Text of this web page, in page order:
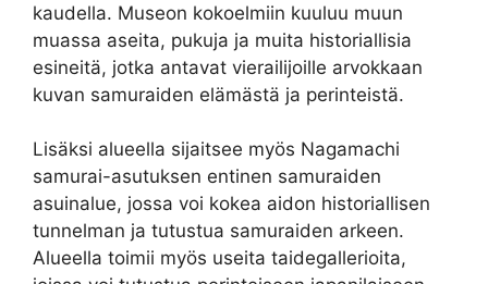
kaudella. Museon kokoelmiin kuuluu muun
muassa aseita, pukuja ja muita historiallisia
esineitä, jotka antavat vierailijoille arvokkaan
kuvan samuraiden elämästä ja perinteistä.
Lisäksi alueella sijaitsee myös Nagamachi
samurai-asutuksen entinen samuraiden
asuinalue, jossa voi kokea aidon historiallisen
tunnelman ja tutustua samuraiden arkeen.
Alueella toimii myös useita taidegallerioita,